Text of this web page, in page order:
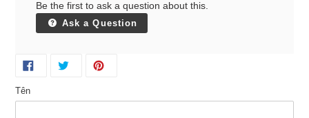
Be the first to ask a question about this.
Ask a Question
Tên